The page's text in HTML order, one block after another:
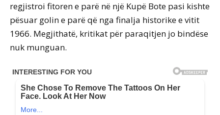
regjistroi fitoren e parë në një Kupë Bote pasi kishte
pësuar golin e parë që nga finalja historike e vitit
1966. Megjithatë, kritikat për paraqitjen jo bindëse
nuk munguan.